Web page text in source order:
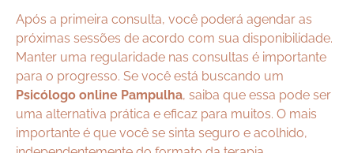
Após a primeira consulta, você poderá agendar as
próximas sessões de acordo com sua disponibilidade.
Manter uma regularidade nas consultas é importante
para o progresso. Se você está buscando um
Psicólogo online Pampulha, saiba que essa pode ser
uma alternativa prática e eficaz para muitos. O mais
importante é que você se sinta seguro e acolhido,